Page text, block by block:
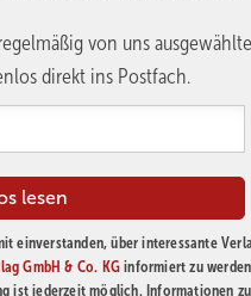
von uns
direkt ins Postfach.
einverstanden, über interessante
GmbH & Co. KG informiert zu
ist jederzeit möglich. Informationen